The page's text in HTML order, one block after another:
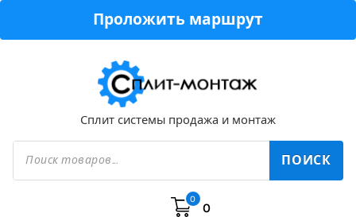
Проложить маршрут
Сплит системы продажа и монтаж
Поиск
товаров
ПОИСК
0
0